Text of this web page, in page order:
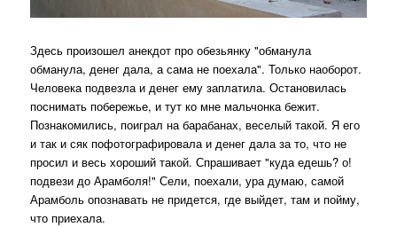
Здесь произошел анекдот про обезьянку "обманула
обманула, денег дала, а сама не поехала". Только наоборот.
Человека подвезла и денег ему заплатила. Остановилась
поснимать побережье, и тут ко мне мальчонка бежит.
Познакомились, поиграл на барабанах, веселый такой. Я его
и так и сяк пофотографировала и денег дала за то, что не
просил и весь хороший такой. Спрашивает "куда едешь? о!
подвези до Арамболя!" Сели, поехали, ура думаю, самой
Арамболь опознавать не придется, где выйдет, там и пойму,
что приехала.